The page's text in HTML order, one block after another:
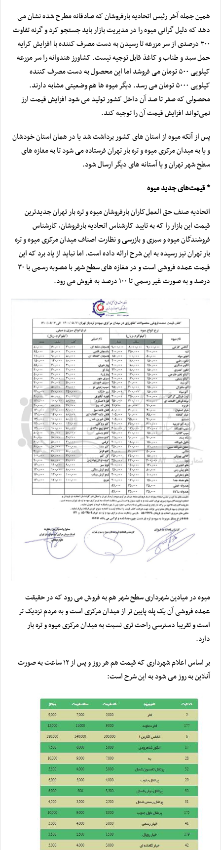
همین جمله آخر رئیس اتحادیه بارفروشان که صادقانه مطرح شده نشان می
دهد که دلیل گرانی میوه را در مدیریت بازار باید جستجو کرد و گرنه تفاوت
۳۰۰ درصدی از سر مزرعه تا رسیدن به دست مصرف کننده با افزایش کرایه
حمل سبد و طناب و کاغذ قابل توجیه نیست. کشاورز هندوانه را سر مزرعه
کیلویی ۵۰۰ تومان می فروشد اما این محصول به دست مصرف کننده
کیلویی ۵۰۰۰ تومان می رسد. دیگر میوه ها هم وضعیتی مشابه دارند.
محصولی که صفر تا صد آن داخل کشور تولید می شود افزایش قیمت ارز
نمی‌تواند افزایش قیمتآن راتوجیه کند.
پس از آنکه میوه از استان های کشور برداشت شد یا در همان استان خودشان
و یا به میدان مرکزی میوه و تره بار تهران فرستاده می شود تا به مغازه های
سطح شهر تهران و یا آستانه های دیگر ارسال شود.
* قیمت‌های جدید میوه
اتحادیه صنف حقالعمل‌کارانبارفروشان میوه و تره بار تهران جدیدترین
قیمت این بازار را که به تایید کارشناس اتحادیه بارفروشان، کارشناس
فروشندگان میوه و سبزی و بازرسی و نظارت اصناف میدان مرکزی میوه و تره
بار تهران نیز رسیده به این شرح ارائه داده است. اما نباید از یاد برد که این
قیمت عمده فروشی است و در مغازه های سطح شهر با مصوبه رسمی با ۳۰
درصد وبه صورتغیر رسمی تا ۱۰۰ درصد به فروش می رود.
میوه در میادین شهرداری سطح شهر هم به فروش می رود که در حقیقت
عمده فروشی آن یک پله پایین تر از میدان مرکزی است و به مردم نزدیک تر
است و تقریبا دسترسی راحت تری نسبت به میدان مرکزی میوه و تره بار
دارد.
بر اساس اعلام شهرداری که قیمت هم هر روز و پس از ۱۲ ساعت به صورت
آنلاین به روز می شود به این شرح است: